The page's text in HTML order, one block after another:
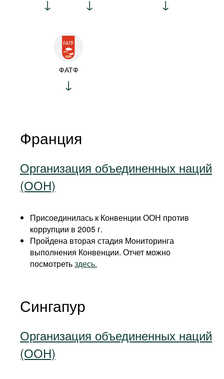
ФАТФ
Франция
Организация объединенных наций
(ООН)
Присоединилась к Конвенции ООН против
коррупции в 2005 г.
Пройдена вторая стадия Мониторинга
выполнения Конвенции. Отчет можно
посмотретьздесь.
Сингапур
Организация объединенных наций
(ООН)